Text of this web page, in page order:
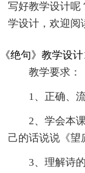
写好教学设计呢
学设计，欢迎阅
《绝句》教学设计
教学要求：
1、正确、
2、学会本
己的话说说《望
3、理解诗